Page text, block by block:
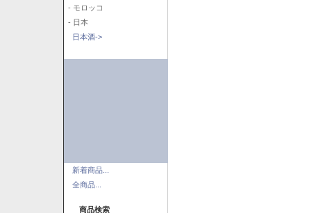
- モロッコ
- 日本
日本酒->
新着商品...
全商品...
商品検索